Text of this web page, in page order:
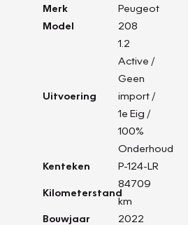
Merk
Peugeot
Model
208
Uitvoering
1.2
Active /
Geen
import /
1e Eig /
100%
Onderhoud
Kenteken
P-124-LR
Kilometerstand
84709
km
Bouwjaar
2022